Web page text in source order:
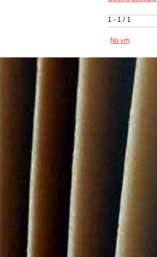
1 - 1 / 1
Na vrh